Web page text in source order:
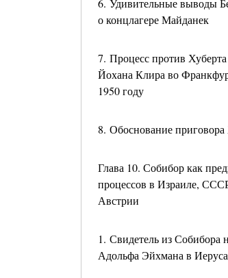
6. Удивительные выводы
о концлагере Майданек
7. Процесс против
Йохана Клира во
1950 году
8. Обоснование
Глава 10. Собибор как
процессов в Израиле,
Австрии
1. Свидетель из Собибора
Адольфа Эйхмана в